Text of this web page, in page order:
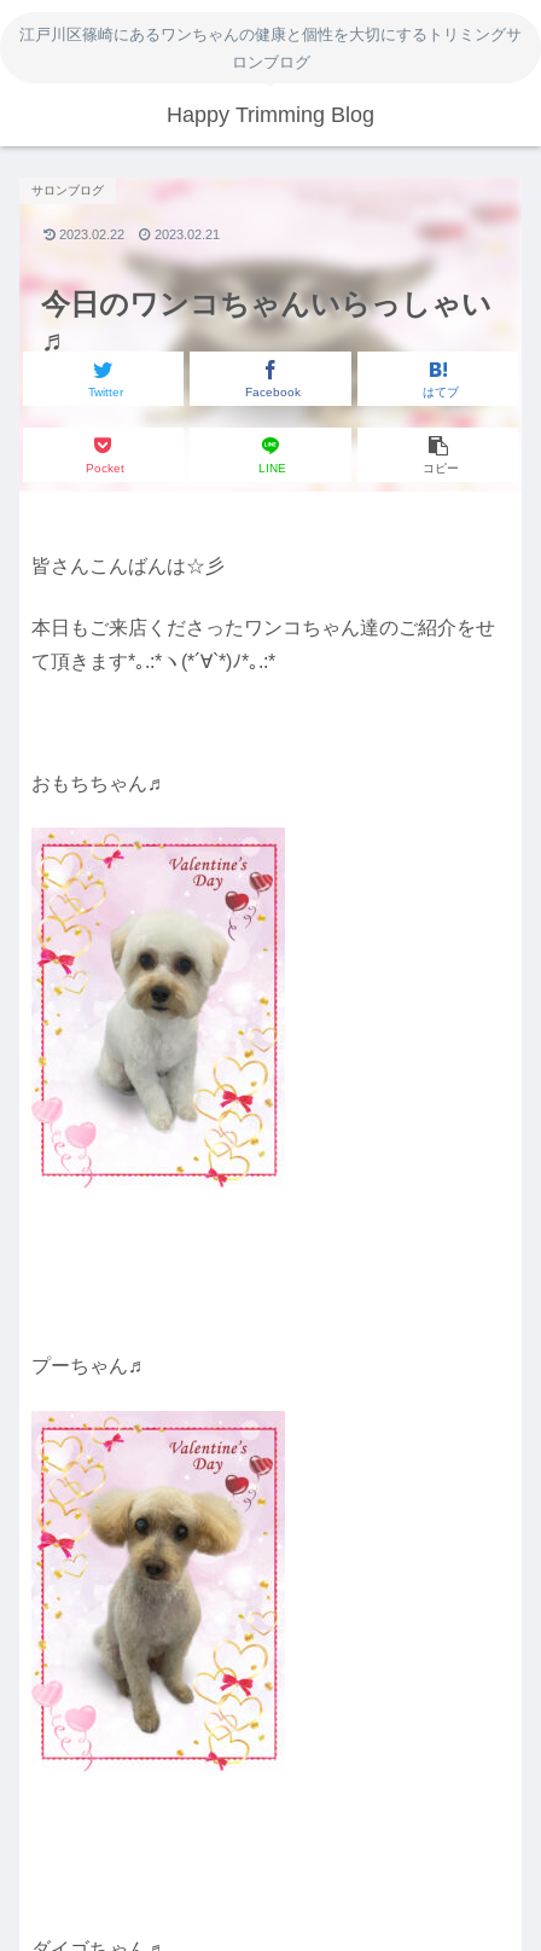
江戸川区篠崎にあるワンちゃんの健康と個性を大切にするトリミングサ
ロンブログ
Happy Trimming Blog
今日のワンコちゃんいらっしゃい
♬
サロンブログ
Twitter Facebook はてブ
Pocket LINE コピー
2023.02.22 2023.02.21
皆さんこんばんは☆彡
本日もご来店くださったワンコちゃん達のご紹介をせ
て頂きます*｡.:*ヽ(*´∀︎`*)ﾉ*｡.:*
おもちちゃん♬
プーちゃん♬